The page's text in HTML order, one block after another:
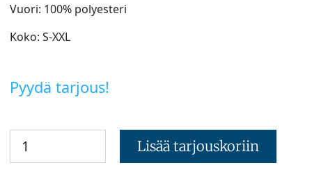
Vuori: 100% polyesteri
Koko: S-XXL
Pyydä tarjous!
Lisää tarjouskoriin